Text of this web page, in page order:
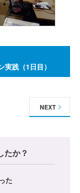
践（1日目）
NEXT
たか？
た